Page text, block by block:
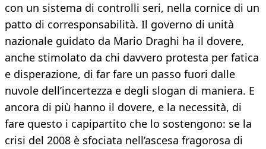
con un sistema di controlli seri, nella cornice di un
patto di corresponsabilità. Il governo di unità
nazionale guidato da Mario Draghi ha il dovere,
anche stimolato da chi davvero protesta per fatica
e disperazione, di far fare un passo fuori dalle
nuvole dell’incertezza e degli slogan di maniera. E
ancora di più hanno il dovere, e la necessità, di
fare questo i capipartito che lo sostengono: se la
crisi del 2008 è sfociata nell’ascesa fragorosa di